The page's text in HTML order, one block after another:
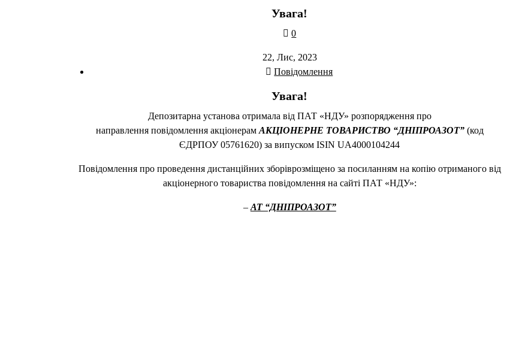
Увага!
0
22, Лис, 2023
Повідомлення
Увага!
Депозитарна установа отримала від ПАТ «НДУ» розпорядження про
направлення повідомлення акціонерам АКЦІОНЕРНЕ ТОВАРИСТВО “ДНІПРОАЗОТ” (код
ЄДРПОУ 05761620) за випуском ISIN UA4000104244
Повідомлення про проведення дистанційних зборіврозміщено за посиланням на копію отриманого від
акціонерного товариства повідомлення на сайті ПАТ «НДУ»:
– АТ “ДНІПРОАЗОТ”